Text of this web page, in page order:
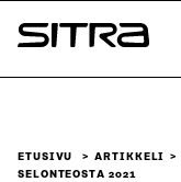
Siirry
suoraan
Sitra
ETUSIVU ARTIKKELI
SELONTEOSTA 2021